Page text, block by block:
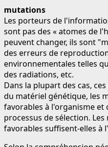
mutations
Les porteurs de
sont pas des « atomes de
peuvent changer, ils sont
des erreurs de
environnementales telles
des radiations, etc.
Dans la plupart des cas,
du matériel génétique, les
favorables à l'organisme
processus de sélection.
favorables suffisent-elles à